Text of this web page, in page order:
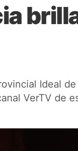
Ideal
VerTV de